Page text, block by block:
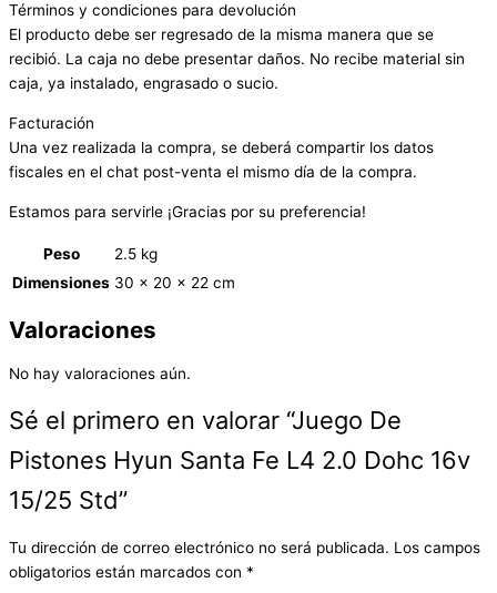
Términos y condiciones para devolución
El producto debe ser regresado de la misma manera que se
recibió. La caja no debe presentar daños. No recibe material sin
caja, ya instalado, engrasado o sucio.
Facturación
Una vez realizada la compra, se deberá compartir los datos
fiscales en el chat post-venta el mismo día de la compra.
Estamos para servirle ¡Gracias por su preferencia!
Peso
2.5 kg
Dimensiones 30 × 20 × 22 cm
Valoraciones
No hay valoraciones aún.
Sé el primero en valorar “Juego De
Pistones Hyun Santa Fe L4 2.0 Dohc 16v
15/25 Std”
Tu dirección de correo electrónico no será publicada. Los campos
obligatorios están marcados con *